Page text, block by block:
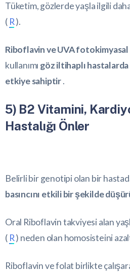
Tüketim, gözlerde yaşla ilgili
( R).
Riboflavin ve UVA
kullanımı göz iltihaplı hastalarda
etkiye sahiptir.
5) B2 Vitamini,
Hastalığı Önler
Belirli bir genotipi olan bir
basıncını etkili bir şekilde
Oral Riboflavin takviyesi alan
( R) neden olan homosisteini
Riboflavin ve folat birlikte